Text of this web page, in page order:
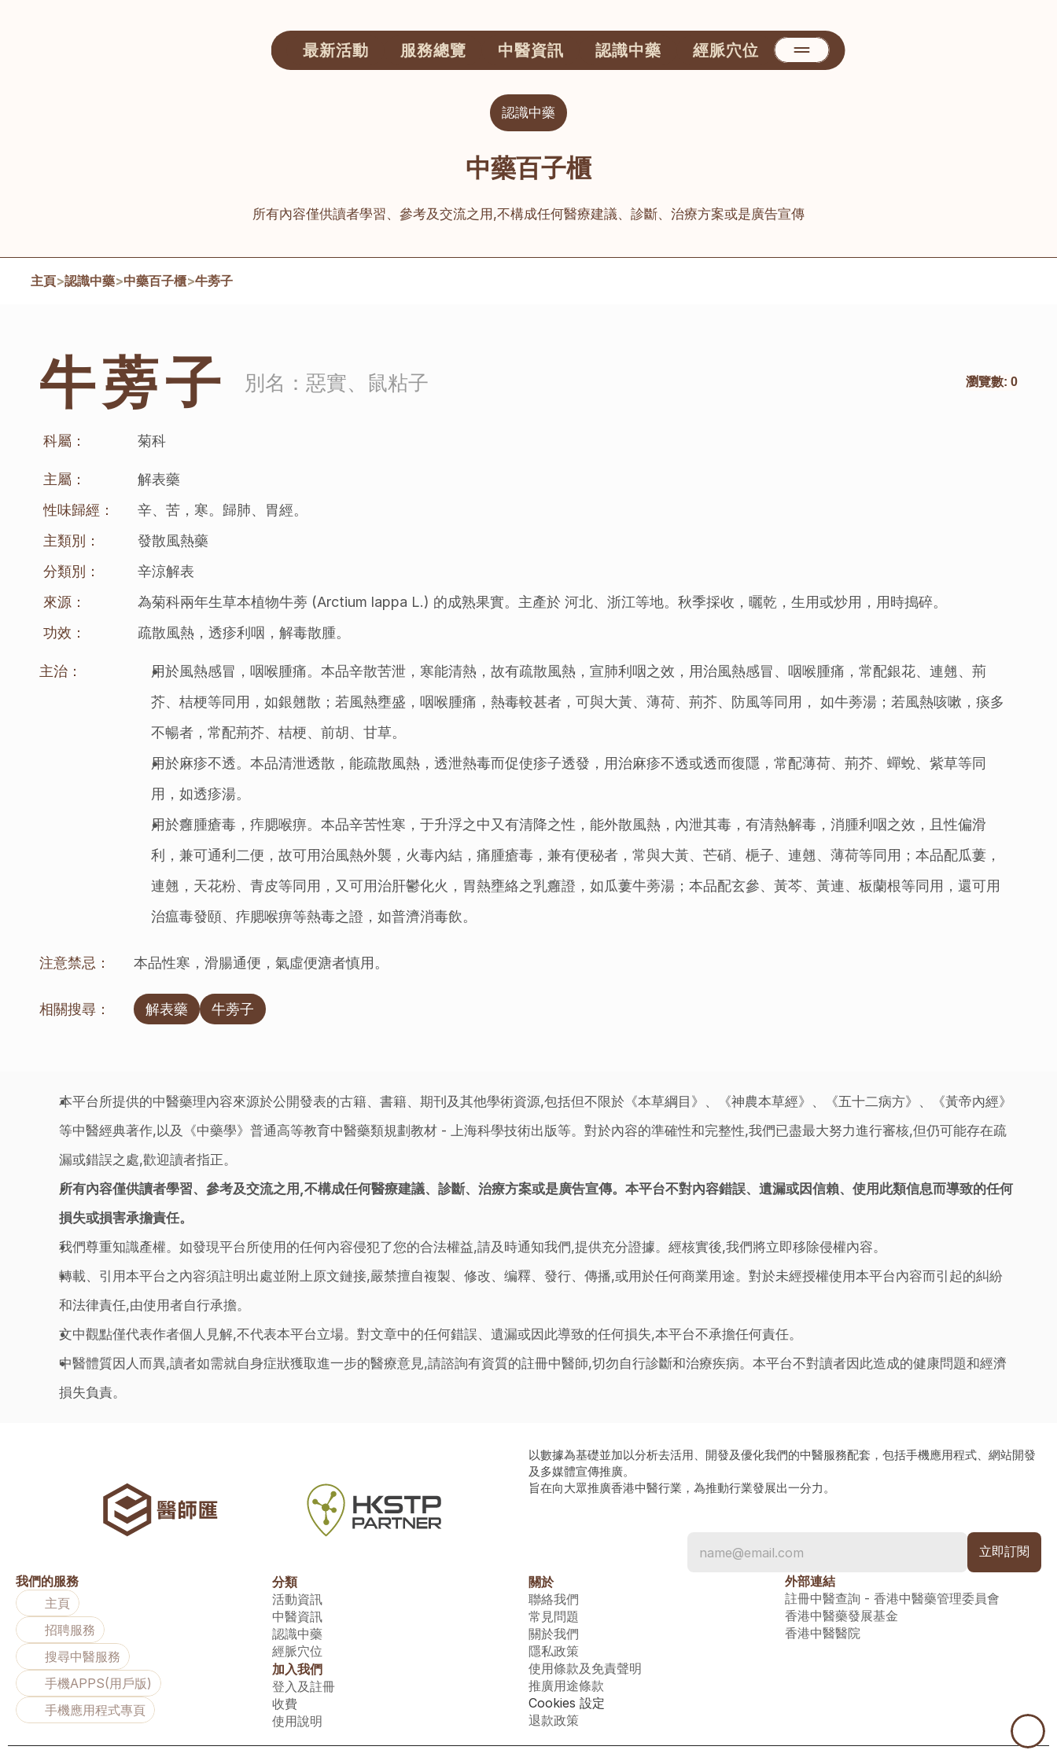
最新活動 服務總覽 中醫資訊 認識中藥 經脈穴位
認識中藥
中藥百子櫃
所有內容僅供讀者學習、參考及交流之用,不構成任何醫療建議、診斷、治療方案或是廣告宣傳
主頁>認識中藥>中藥百子櫃>牛蒡子
牛蒡子 別名： 惡實、鼠粘子 瀏覽數: 0
科屬： 菊科
主屬：
解表藥
性味歸經：
辛、苦，寒。歸肺、胃經。
主類別：
發散風熱藥
分類別：
辛涼解表
來源：
為菊科兩年生草本植物牛蒡 (Arctium lappa L.) 的成熟果實。主產於 河北、浙江等地。秋季採收，曬乾，生用或炒用，用時搗碎。
功效：
疏散風熱，透疹利咽，解毒散腫。
主治：
用於風熱感冒，咽喉腫痛。本品辛散苦泄，寒能清熱，故有疏散風熱，宣肺利咽之效，用治風熱感冒、咽喉腫痛，常配銀花、連翹、荊
芥、桔梗等同用，如銀翹散；若風熱壅盛，咽喉腫痛，熱毒較甚者，可與大黃、薄荷、荊芥、防風等同用， 如牛蒡湯；若風熱咳嗽，痰多
不暢者，常配荊芥、桔梗、前胡、甘草。
用於麻疹不透。本品清泄透散，能疏散風熱，透泄熱毒而促使疹子透發，用治麻疹不透或透而復隱，常配薄荷、荊芥、蟬蛻、紫草等同
用，如透疹湯。
用於癰腫瘡毒，痄腮喉痹。本品辛苦性寒，于升浮之中又有清降之性，能外散風熱，內泄其毒，有清熱解毒，消腫利咽之效，且性偏滑
利，兼可通利二便，故可用治風熱外襲，火毒內結，痛腫瘡毒，兼有便秘者，常與大黃、芒硝、梔子、連翹、薄荷等同用；本品配瓜蔞，
連翹，天花粉、青皮等同用，又可用治肝鬱化火，胃熱壅絡之乳癰證，如瓜蔞牛蒡湯；本品配玄參、黃芩、黃連、板蘭根等同用，還可用
治瘟毒發頤、痄腮喉痹等熱毒之證，如普濟消毒飲。
注意禁忌： 本品性寒，滑腸通便，氣虛便溏者慎用。
相關搜尋： 解表藥 牛蒡子
本平台所提供的中醫藥理內容來源於公開發表的古籍、書籍、期刊及其他學術資源,包括但不限於《本草綱目》、《神農本草經》、《五十二病方》、《黃帝內經》
等中醫經典著作,以及《中藥學》普通高等教育中醫藥類規劃教材 - 上海科學技術出版等。對於內容的準確性和完整性,我們已盡最大努力進行審核,但仍可能存在疏
漏或錯誤之處,歡迎讀者指正。
所有內容僅供讀者學習、參考及交流之用,不構成任何醫療建議、診斷、治療方案或是廣告宣傳。本平台不對內容錯誤、遺漏或因信賴、使用此類信息而導致的任何
損失或損害承擔責任。
我們尊重知識產權。如發現平台所使用的任何內容侵犯了您的合法權益,請及時通知我們,提供充分證據。經核實後,我們將立即移除侵權內容。
轉載、引用本平台之內容須註明出處並附上原文鏈接,嚴禁擅自複製、修改、编釋、發行、傳播,或用於任何商業用途。對於未經授權使用本平台內容而引起的糾紛
和法律責任,由使用者自行承擔。
文中觀點僅代表作者個人見解,不代表本平台立場。對文章中的任何錯誤、遺漏或因此導致的任何損失,本平台不承擔任何責任。
中醫體質因人而異,讀者如需就自身症狀獲取進一步的醫療意見,請諮詢有資質的註冊中醫師,切勿自行診斷和治療疾病。本平台不對讀者因此造成的健康問題和經濟
損失負責。
以數據為基礎並加以分析去活用、開發及優化我們的中醫服務配套，包括手機應用程式、網站開發
及多媒體宣傳推廣。
旨在向大眾推廣香港中醫行業，為推動行業發展出一分力。
我們的服務
主頁
招聘服務
搜尋中醫服務
手機APPS(用戶版)
手機應用程式專頁
分類
活動資訊
中醫資訊
認識中藥
經脈穴位
加入我們
登入及註冊
收費
使用說明
關於
聯絡我們
常見問題
關於我們
隱私政策
使用條款及免責聲明
推廣用途條款
Cookies 設定
退款政策
外部連結
註冊中醫查詢 - 香港中醫藥管理委員會
香港中醫藥發展基金
香港中醫醫院